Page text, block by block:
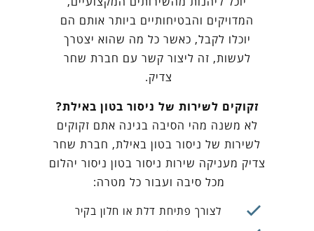
המדויקים והבטיחותיים ביותר אותם הם
יוכלו לקבל, כאשר כל מה שהוא יצטרך
לעשות, זה ליצור קשר עם חברת שחר
צדיק.
זקוקים לשירות של ניסור בטון באילת?
לא משנה מהי הסיבה בגינה אתם זקוקים
לשירות של ניסור בטון באילת, חברת שחר
צדיק מעניקה שירות ניסור בטון ניסור יהלום
מכל סיבה ועבור כל מטרה:
לצורך פתיחת דלת או חלון בקיר